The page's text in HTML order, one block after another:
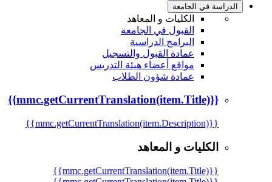
الدراسة في الجامعة
الكليات و المعاهد
القبول في الجامعة
البرامج الدراسية
عمادة القبول والتسجيل
مواقع أعضاء هيئة التدريس
عمادة شؤون الطلاب
{{mmc.getCurrentTranslation(item.Title)}}
{{mmc.getCurrentTranslation(item.Description)}}
الكليات و المعاهد
{{mmc.getCurrentTranslation(item.Title)}}